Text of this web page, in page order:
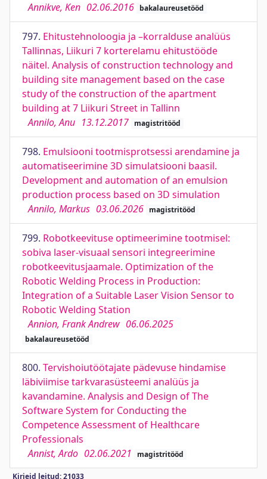
Annikve, Ken 02.06.2016 bakalaureusetööd
797. Ehitustehnoloogia ja –korralduse analüüs
Tallinnas, Liikuri 7 korterelamu ehitustööde
näitel. Analysis of construction technology and
building site management based on the case
study of the construction of the apartment
building at 7 Liikuri Street in Tallinn
Annilo, Anu 13.12.2017 magistritööd
798. Emulsiooni tootmisprotsessi arendamine ja
automatiseerimine 3D simulatsiooni baasil.
Development and automation of an emulsion
production process based on 3D simulation
Annilo, Markus 03.06.2026 magistritööd
799. Robotkeevituse optimeerimine tootmisel:
sobiva laser-visuaal sensori integreerimine
robotkeevitusjaamale. Optimization of the
Robotic Welding Process in Production:
Integration of a Suitable Laser Vision Sensor to
Robotic Welding Station
Annion, Frank Andrew 06.06.2025
bakalaureusetööd
800. Tervishoiutöötajate pädevuse hindamise
läbiviimise tarkvarasüsteemi analüüs ja
kavandamine. Analysis and Design of The
Software System for Conducting the
Competence Assessment of Healthcare
Professionals
Annist, Ardo 02.06.2021 magistritööd
Kirjeid leitud: 21033